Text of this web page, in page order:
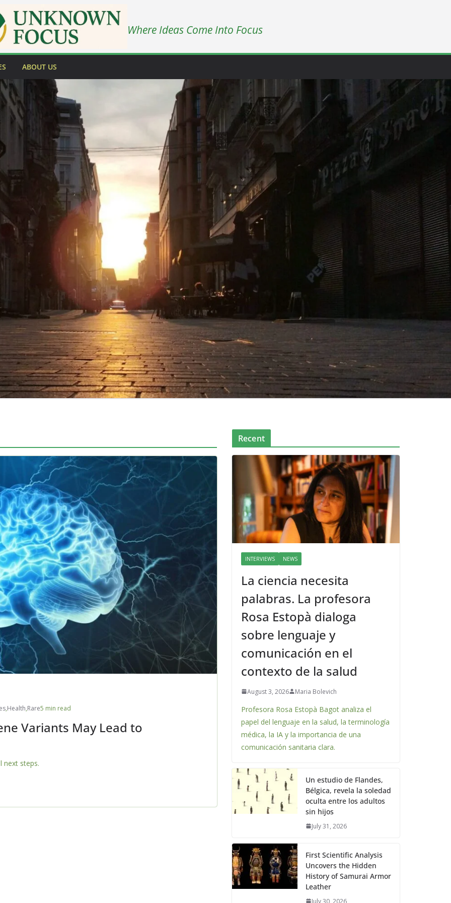
Where Ideas Come Into Focus
ABOUT US
,Health,Rare5 min read
Variants May Lead to
next steps.
Recent
INTERVIEWS NEWS
La ciencia necesita
palabras. La profesora
Rosa Estopà dialoga
sobre lenguaje y
comunicación en el
contexto de la salud
August 3, 2026 Maria Bolevich
Profesora Rosa Estopà Bagot analiza el
papel del lenguaje en la salud, la terminología
médica, la IA y la importancia de una
comunicación sanitaria clara.
Un estudio de Flandes,
Bélgica, revela la soledad
oculta entre los adultos
sin hijos
July 31, 2026
First Scientific Analysis
Uncovers the Hidden
History of Samurai Armor
Leather
July 30, 2026